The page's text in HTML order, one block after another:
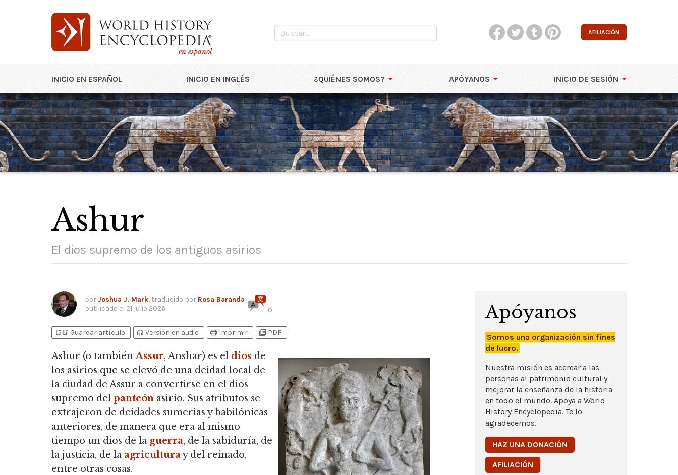
en español
AFILIACIÓN
INICIO EN ESPAÑOL INICIO EN INGLÉS ¿QUIÉNES SOMOS? APÓYANOS INICIO DE SESIÓN
Ashur
El dios supremo de los antiguos asirios
por Joshua J. Mark, traducido por Rosa Baranda
publicado el 21 julio 2026 6
bookmark_addbookmark_added Guardar artículo headphones Versión en audio print Imprimir picture_as_pdf PDF
Ashur (o tambiénAssur, Anshar) es el dios de
los asirios que se elevó de una deidad local de
la ciudad de Assur a convertirse en el dios
supremo del panteón asirio. Sus atributos se
extrajeron de deidades sumerias y babilónicas
anteriores, de manera que era al mismo
tiempo un dios de la guerra, de la sabiduría, de
la justicia, de la agriculturay del reinado,
entre otras cosas.
Apóyanos
Somos una organización sin fines
de lucro.
Nuestra misión es acercar a las
personas al patrimonio cultural y
mejorar la enseñanza de la historia
en todo el mundo. Apoya a World
History Encyclopedia. Te lo
agradecemos.
HAZ UNA DONACIÓN
AFILIACIÓN